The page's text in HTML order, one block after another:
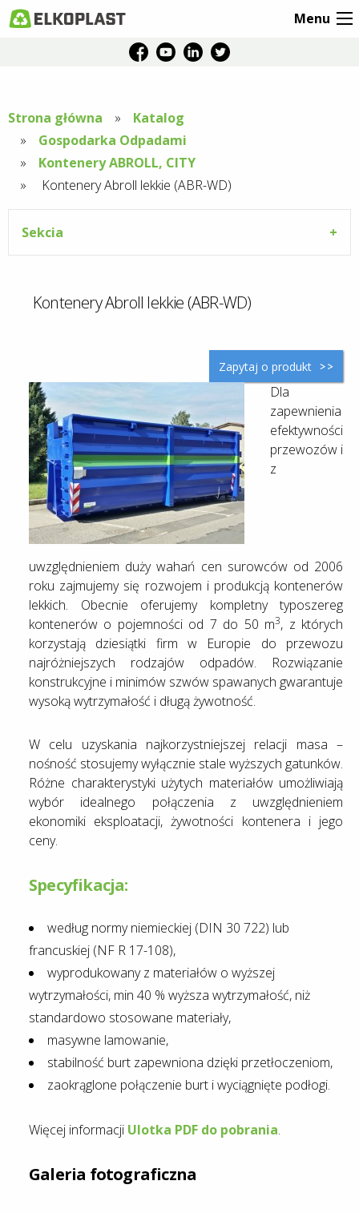
Menu
Strona główna
Katalog
Gospodarka Odpadami
Kontenery ABROLL, CITY
Aktuální
stránka:
Kontenery Abroll lekkie (ABR-WD)
Sekcia
Kontenery Abroll lekkie (ABR-WD)
Zapytaj o produkt
Dla
zapewnienia
efektywności
przewozów i
z
uwzględnieniem duży wahań cen surowców od 2006
roku zajmujemy się rozwojem i produkcją kontenerów
lekkich. Obecnie oferujemy kompletny typoszereg
kontenerów o pojemności od 7 do 50 m3, z których
korzystają dziesiątki firm w Europie do przewozu
najróżniejszych rodzajów odpadów. Rozwiązanie
konstrukcyjne i minimów szwów spawanych gwarantuje
wysoką wytrzymałość i długą żywotność.
W celu uzyskania najkorzystniejszej relacji masa –
nośność stosujemy wyłącznie stale wyższych gatunków.
Różne charakterystyki użytych materiałów umożliwiają
wybór idealnego połączenia z uwzględnieniem
ekonomiki eksploatacji, żywotności kontenera i jego
ceny.
Specyfikacja:
według normy niemieckiej (DIN 30 722) lub
francuskiej (NF R 17-108),
wyprodukowany z materiałów o wyższej
wytrzymałości, min 40 % wyższa wytrzymałość, niż
standardowo stosowane materiały,
masywne lamowanie,
stabilność burt zapewniona dzięki przetłoczeniom,
zaokrąglone połączenie burt i wyciągnięte podłogi.
Więcej informacji Ulotka PDF do pobrania.
Galeria fotograficzna